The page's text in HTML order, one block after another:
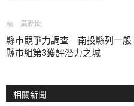
前一篇新聞
縣市競爭力調查 南投縣列一般
縣市組第3獲評潛力之城
相關新聞